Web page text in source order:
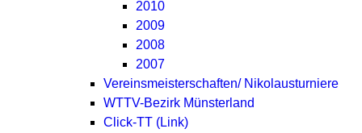
2010
2009
2008
2007
Vereinsmeisterschaften/ Nikolausturniere
WTTV-Bezirk Münsterland
Click-TT (Link)